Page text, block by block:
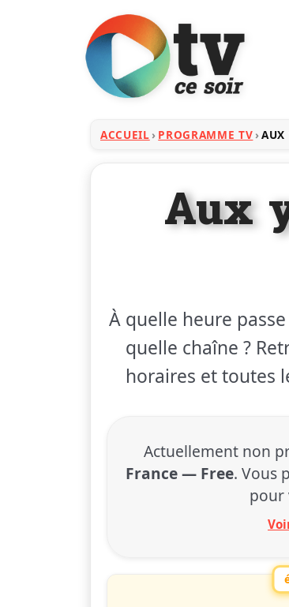
ACCUEIL PROGRAMME TV AUX
Aux
À quelle heure passe
quelle chaîne ?
horaires et toutes
Actuellement non
France — Free. Vous
pour